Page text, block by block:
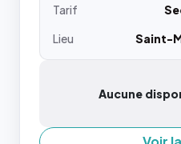
Tarif
Lieu
Saint-
Aucune